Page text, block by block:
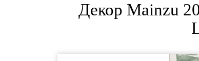
Декор Mainzu